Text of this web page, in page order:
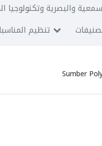
والبصرية وتكنولوجيا
تنظيم
Sumber